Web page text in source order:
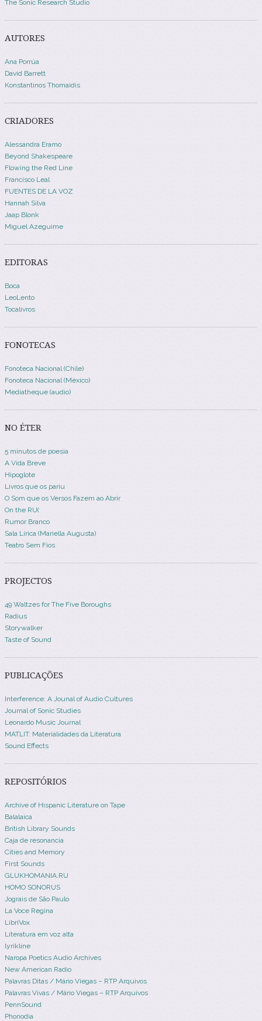
The Sonic Research Studio
AUTORES
Ana Porrúa
David Barrett
Konstantinos Thomaidis
CRIADORES
Alessandra Eramo
Beyond Shakespeare
Flowing the Red Line
Francisco Leal
FUENTES DE LA VOZ
Hannah Silva
Jaap Blonk
Miguel Azeguime
EDITORAS
Boca
LeoLento
Tocalivros
FONOTECAS
Fonoteca Nacional (Chile)
Fonoteca Nacional (México)
Mediatheque (audio)
NO ÉTER
5 minutos de poesia
A Vida Breve
Hipoglote
Livros que os pariu
O Som que os Versos Fazem ao Abrir
On the RU(
Rumor Branco
Sala Lírica (Mariella Augusta)
Teatro Sem Fios
PROJECTOS
49 Waltzes for The Five Boroughs
Radius
Storywalker
Taste of Sound
PUBLICAÇÕES
Interference: A Jounal of Audio Cultures
Journal of Sonic Studies
Leonardo Music Journal
MATLIT: Materialidades da Literatura
Sound Effects
REPOSITÓRIOS
Archive of Hispanic Literature on Tape
Balalaica
British Library Sounds
Caja de resonancia
Cities and Memory
First Sounds
GLUKHOMANIA.RU
HOMO SONORUS
Jograis de São Paulo
La Voce Regina
LibriVox
Literatura em voz alta
lyrikline
Naropa Poetics Audio Archives
New American Radio
Palavras Ditas / Mário Viegas – RTP Arquivos
Palavras Vivas / Mário Viegas – RTP Arquivos
PennSound
Phonodia